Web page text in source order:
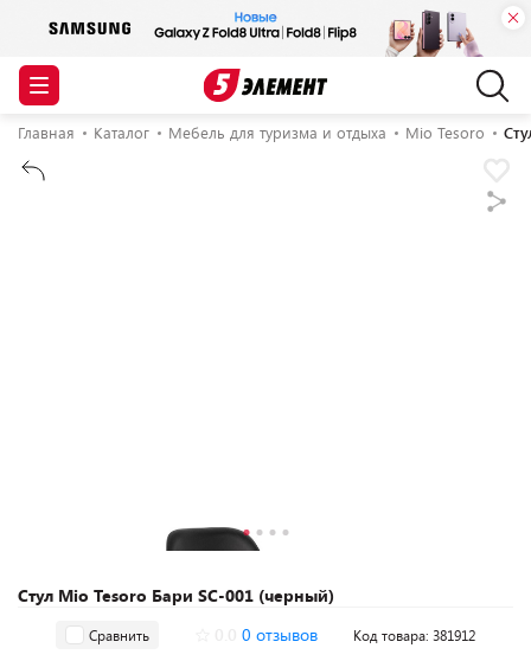
Главная Каталог Мебель для туризма и отдыха Mio Tesoro
Стул Mio Tesoro Бари SC-001 (черный)
Сравнить 0 отзывов Код товара: 381912